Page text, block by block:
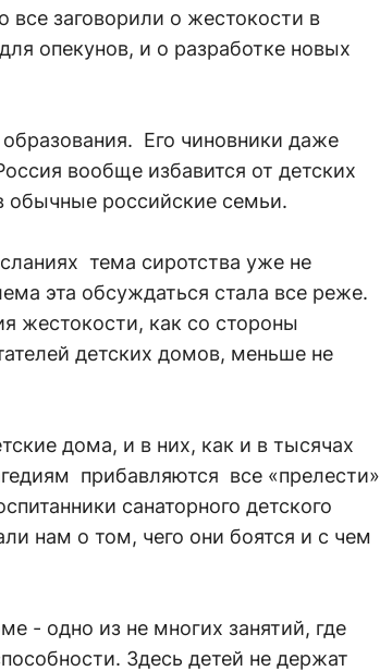
все заговорили о жестокости в
опекунов, и о разработке новых
Его чиновники даже
вообще избавится от детских
обычные российские семьи.
тема сиротства уже не
эта обсуждаться стала все реже.
жестокости, как со стороны
детских домов, меньше не
дома, и в них, как и в тысячах
прибавляются все «прелести»
санаторного детского
нам о том, чего они боятся и с чем
- одно из не многих занятий, где
Здесь детей не держат